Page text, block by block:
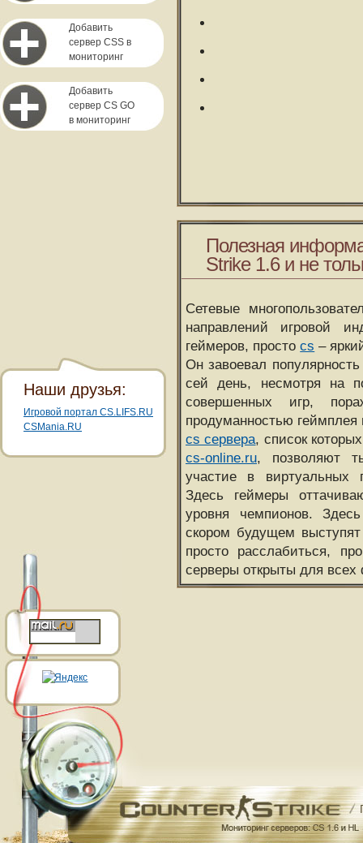
Добавить
сервер CSS в
мониторинг
Добавить
сервер CS GO
в мониторинг
Полезная
Strike 1.6 и не
Сетевые
направлений игровой
геймеров, простоcs –
Он завоевал
сей день, несмотря на
совершенных игр,
продуманностью
cs сервера, список
cs-online.ru, позволяют
участие в виртуальных
Здесь геймеры
уровня чемпионов.
скором будущем
просто расслабиться,
серверы открыты для всех
Наши друзья:
Игровой портал CS.LIFS.RU
CSMania.RU